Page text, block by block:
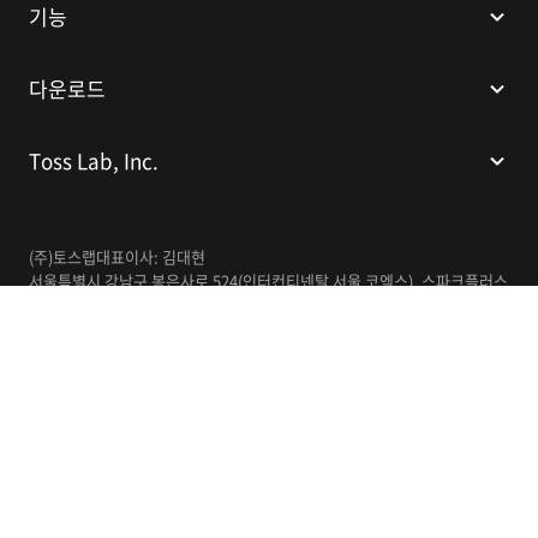
기능
다운로드
Toss Lab, Inc.
(주)토스랩대표이사: 김대현
서울특별시 강남구 봉은사로 524(인터컨티넨탈 서울 코엑스), 스파크플러스